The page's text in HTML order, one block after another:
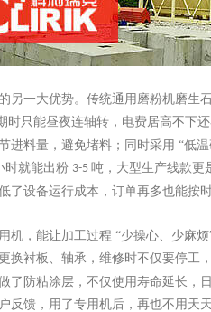
另一大优势。传统通用磨粉机磨生
时只能昼夜连轴转，电费居高不下
进料量，避免堵料；同时采用 “低
就能出粉 3-5 吨，大型生产线款更
了设备运行成本，订单再多也能按时
机，能让加工过程 “少操心、少麻
换衬板、轴承，维修时不仅要停工
了防粘涂层，不仅使用寿命延长，
反馈，用了专用机后，再也不用天